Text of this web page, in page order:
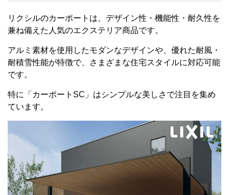
リクシルのカーポートは、デザイン性・機能性・耐久性を
兼ね備えた人気のエクステリア商品です。
アルミ素材を使用したモダンなデザインや、優れた耐風・
耐積雪性能が特徴で、さまざまな住宅スタイルに対応可能
です。
特に「カーポートSC」はシンプルな美しさで注目を集め
ています。